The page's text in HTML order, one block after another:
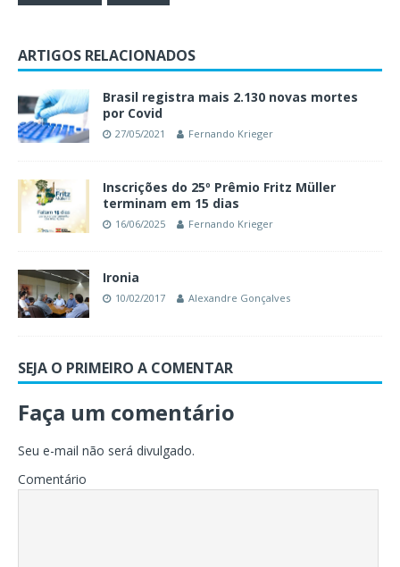
ARTIGOS RELACIONADOS
Brasil registra mais 2.130 novas mortes
por Covid
27/05/2021 Fernando Krieger
Inscrições do 25º Prêmio Fritz Müller
terminam em 15 dias
16/06/2025 Fernando Krieger
Ironia
10/02/2017 Alexandre Gonçalves
SEJA O PRIMEIRO A COMENTAR
Faça um comentário
Seu e-mail não será divulgado.
Comentário